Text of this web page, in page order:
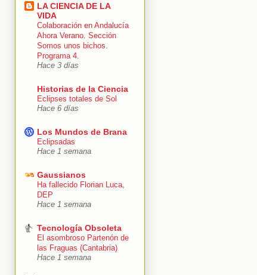
LA CIENCIA DE LA
VIDA
Colaboración en Andalucía
Ahora Verano. Sección
Somos unos bichos.
Programa 4.
Hace 3 días
Historias de la Ciencia
Eclipses totales de Sol
Hace 6 días
Los Mundos de Brana
Eclipsadas
Hace 1 semana
Gaussianos
Ha fallecido Florian Luca,
DEP
Hace 1 semana
Tecnología Obsoleta
El asombroso Partenón de
las Fraguas (Cantabria)
Hace 1 semana